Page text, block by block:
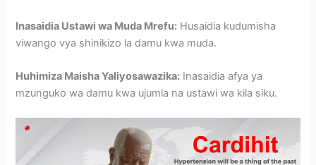
Inasaidia Ustawi wa Muda Mrefu: Husaidia kudumisha
viwango vya shinikizo la damu kwa muda.
Huhimiza Maisha Yaliyosawazika: Inasaidia afya ya
mzunguko wa damu kwa ujumla na ustawi wa kila siku.